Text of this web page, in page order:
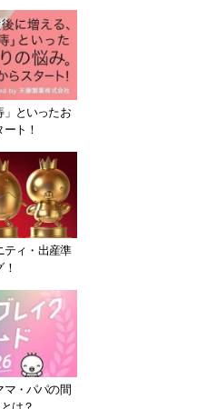
」といったお
ト！
ティ・出産準
マ・パパの間